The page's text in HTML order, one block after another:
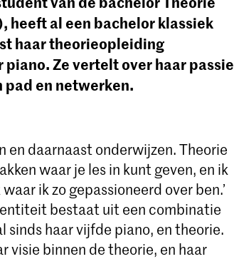
heeft al een bachelor klassiek
haar theorieopleiding
Ze vertelt over haar passie
pad en netwerken.
en daarnaast onderwijzen. Theorie
waar je les in kunt geven, en ik
ik zo gepassioneerd over ben.’
bestaat uit een combinatie
haar vijfde piano, en theorie.
visie binnen de theorie, en haar